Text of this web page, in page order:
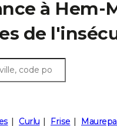
à Hem-
de
Curlu Frise